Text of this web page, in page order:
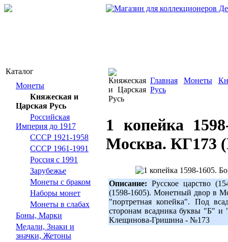
Каталог
Монеты
Княжеская и
Царская Русь
Российская
Империя до 1917
СССР 1921-1958
СССР 1961-1991
Россия с 1991
Зарубежье
Монеты с браком
Наборы монет
Монеты в слабах
Боны, Марки
Медали, Знаки и
значки, Жетоны
Главная Монеты
Русь
1 копейка
Москва. КГ173
Описание: Русское царство
(1598-1605). Монетный двор в
"портретная копейка". Под
сторонам всадника буквы "Б"
Клещинова-Гришина - №173